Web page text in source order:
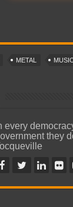
METAL
every
they